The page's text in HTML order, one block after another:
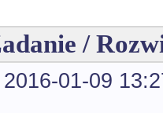
/
2016-01-09